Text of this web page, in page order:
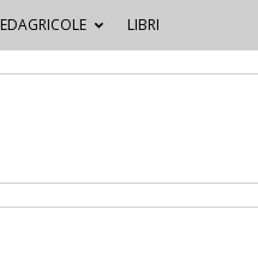
EDAGRICOLE LIBRI